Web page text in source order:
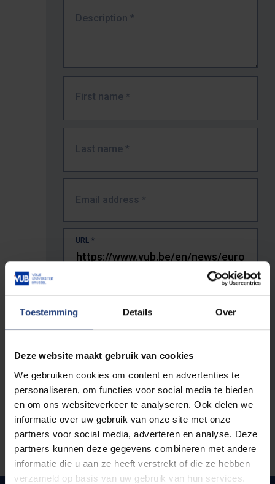
Toestemming Details Over
Deze website maakt gebruik van cookies
We gebruiken cookies om content en advertenties te
personaliseren, om functies voor social media te bieden
en om ons websiteverkeer te analyseren. Ook delen we
informatie over uw gebruik van onze site met onze
partners voor social media, adverteren en analyse. Deze
partners kunnen deze gegevens combineren met andere
informatie die u aan ze heeft verstrekt of die ze hebben
verzameld op basis van uw gebruik van hun services.
Description *
First name *
Last name *
Email address *
URL *
The full URL of the page where you encountered the error.